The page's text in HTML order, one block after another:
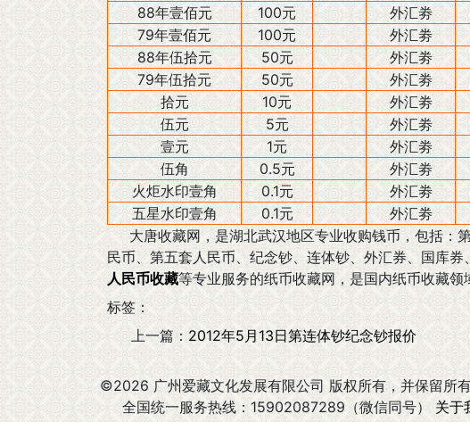
88年壹佰元
100元 外汇劵
79年壹佰元
100元 外汇劵
88年伍拾元
50元 外汇劵
79年伍拾元
50元 外汇劵
拾元
10元 外汇劵
伍元
5元 外汇劵
壹元
1元 外汇劵
伍角
0.5元 外汇劵
火炬水印壹角
0.1元 外汇劵
五星水印壹角
0.1元 外汇劵
大唐收藏网，是湖北武汉地区专业收购钱币，包括：
民币、第五套人民币、纪念钞、连体钞、外汇券、国库
人民币收藏等专业服务的纸币收藏网，是国内纸币收藏领
标签：
上一篇： 2012年5月13日第连体钞纪念钞报价
©2026 广州爱藏文化发展有限公司 版权所有，并保留所有
全国统一服务热线：15902087289（微信同号） 关于